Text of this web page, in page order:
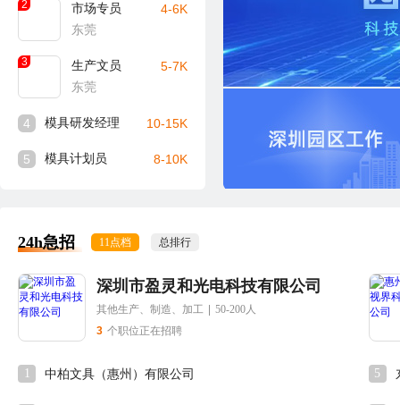
2
市场专员
东莞
4-6K
3
生产文员
东莞
5-7K
4 模具研发经理 10-15K
5 模具计划员 8-10K
24h急招 11点档 总排行
深圳市盈灵和光电科技有限公司
其他生产、制造、加工
50-200人
3 个职位正在招聘
1 中柏文具（惠州）有限公司 5